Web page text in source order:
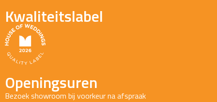
Kwaliteitslabel
Openingsuren
Bezoek showroom bij voorkeur na afspraak